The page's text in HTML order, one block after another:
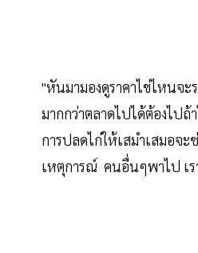
"หันมามองดูราคาไข่ไหนจะ
มากกว่าตลาดไปได้ต้องไป
การปลดไก่ให้เสมำเสมอจะ
เหตุการณ์ คนอื่นๆพาไป เร